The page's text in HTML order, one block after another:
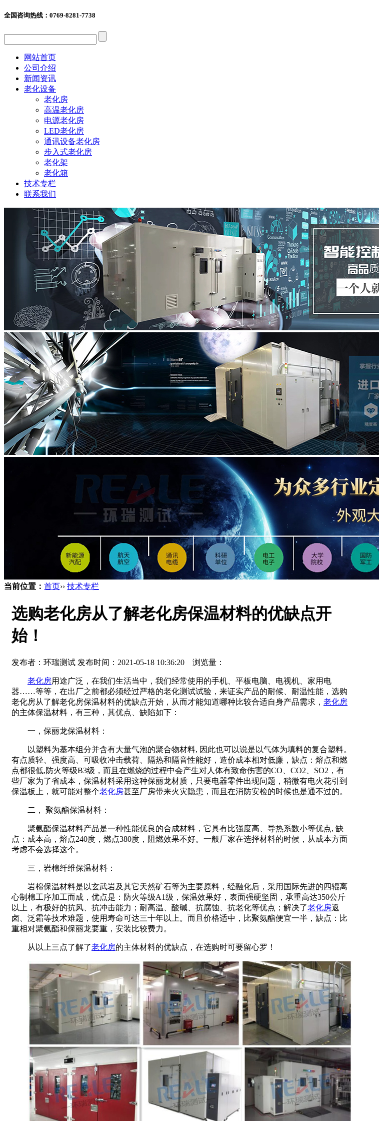
全国咨询热线： 0769-8281-7738
网站首页
公司介绍
新闻资讯
老化设备
老化房
高温老化房
电源老化房
LED老化房
通讯设备老化房
步入式老化房
老化架
老化箱
技术专栏
联系我们
当前位置： 首页›› 技术专栏
选购老化房从了解老化房保温材料的优缺点开
始！
发布者：环瑞测试 发布时间：2021-05-18 10:36:20 浏览量：
老化房用途广泛，在我们生活当中，我们经常使用的手机、平板电脑、电视机、家用电
器……等等，在出厂之前都必须经过严格的老化测试试验，来证实产品的耐候、耐温性能，选购
老化房从了解老化房保温材料的优缺点开始，从而才能知道哪种比较合适自身产品需求， 老化房
的主体保温材料，有三种，其优点、缺陷如下：
一，保丽龙保温材料 ：
以塑料为基本组分并含有大量气泡的聚合物材料, 因此也可以说是以气体为填料的复合塑料。
有点质轻、强度高、可吸收冲击载荷、隔热和隔音性能好，造价成本相对低廉，缺点：熔点和燃
点都很低,防火等级B3级，而且在燃烧的过程中会产生对人体有致命伤害的CO、CO2、SO2，有
些厂家为了省成本，保温材料采用这种保丽龙材质，只要电器零件出现问题，稍微有电火花引到
保温板上，就可能对整个老化房甚至厂房带来火灾隐患，而且在消防安检的时候也是通不过的。
二， 聚氨酯保温材料 ：
聚氨酯保温材料产品是一种性能优良的合成材料，它具有比强度高、导热系数小等优点, 缺
点：成本高，熔点240度，燃点380度，阻燃效果不好。一般厂家在选择材料的时候，从成本方面
考虑不会选择这个。
三，岩棉纤维保温材料 ：
岩棉保温材料是以玄武岩及其它天然矿石等为主要原料，经融化后，采用国际先进的四辊离
心制棉工序加工而成，优点是：防火等级A1级，保温效果好，表面强硬坚固，承重高达350公斤
以上，有极好的抗风、抗冲击能力；耐高温、酸碱、抗腐蚀、抗老化等优点；解决了老化房返
卤、泛霜等技术难题，使用寿命可达三十年以上。而且价格适中，比聚氨酯便宜一半，缺点：比
重相对聚氨酯和保丽龙要重，安装比较费力。
从以上三点了解了老化房的主体材料的优缺点，在选购时可要留心罗！